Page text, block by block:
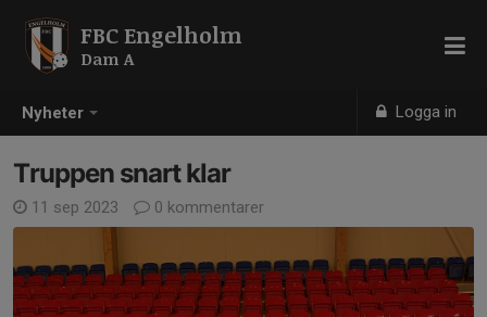
Nyheter Logga in
FBC Engelholm
Dam A
Truppen snart klar
11 sep 2023 0 kommentarer